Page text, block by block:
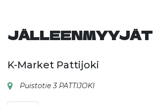
JÄLLEENMYYJÄT
K-Market Pattijoki
Puistotie 3 PATTIJOKI